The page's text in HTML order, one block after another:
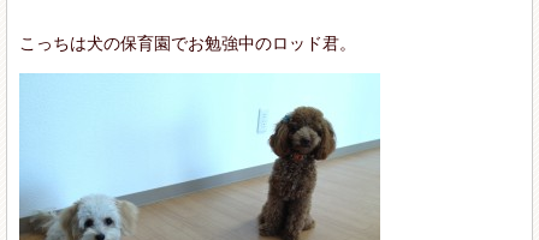
こっちは犬の保育園でお勉強中のロッド君。